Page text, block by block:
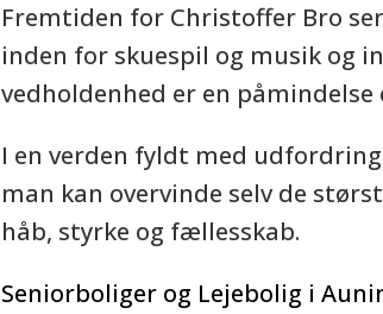
Fremtiden for Christoffer Bro
inden for skuespil og musik og
vedholdenhed er en
I en verden fyldt med
man kan overvinde selv de
håb, styrke og fællesskab.
Seniorboliger og Lejebolig i